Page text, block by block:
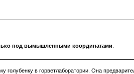
под вымышленными координатами
в горветлаборатории. Она